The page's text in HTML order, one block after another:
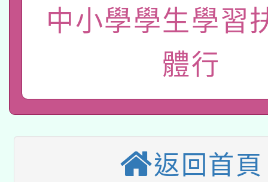
「數位內容與教學軟體
薪期間赴陸應申請許可
有關原住民族委員會
一案。
兒童少年暑期犯罪預防
答一案
有關本府115年70歲以
人員健康講座「吃得安
本校115學年度第2次
中小學學生學習
體行
返回首頁